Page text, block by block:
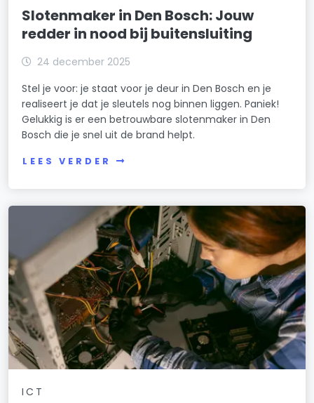
Slotenmaker in Den Bosch: Jouw
redder in nood bij buitensluiting
24 december 2025
Stel je voor: je staat voor je deur in Den Bosch en je
realiseert je dat je sleutels nog binnen liggen. Paniek!
Gelukkig is er een betrouwbare slotenmaker in Den
Bosch die je snel uit de brand helpt.
LEES VERDER
ICT